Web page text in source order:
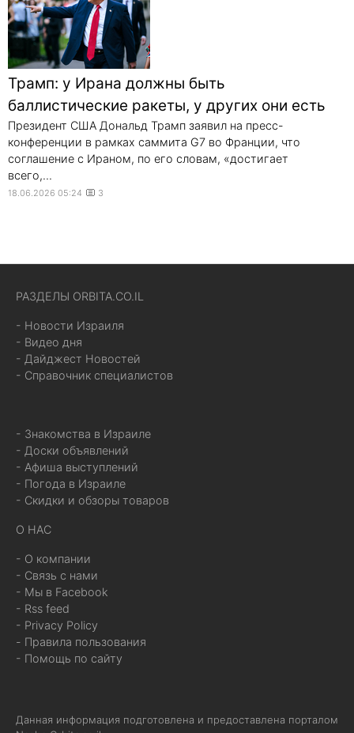
Трамп: у Ирана должны быть
баллистические ракеты, у других они есть
Президент США Дональд Трамп заявил на пресс-
конференции в рамках саммита G7 во Франции, что
соглашение с Ираном, по его словам, «достигает
всего,...
18.06.2026 05:24 3
РАЗДЕЛЫ ORBITA.CO.IL
- Новости Израиля
- Видео дня
- Дайджест Новостей
- Справочник специалистов
- Знакомства в Израиле
- Доски объявлений
- Афиша выступлений
- Погода в Израиле
- Скидки и обзоры товаров
О НАС
- О компании
- Связь с нами
- Мы в Facebook
- Rss feed
- Privacy Policy
- Правила пользования
- Помощь по сайту
Данная информация подготовлена и предоставлена порталом